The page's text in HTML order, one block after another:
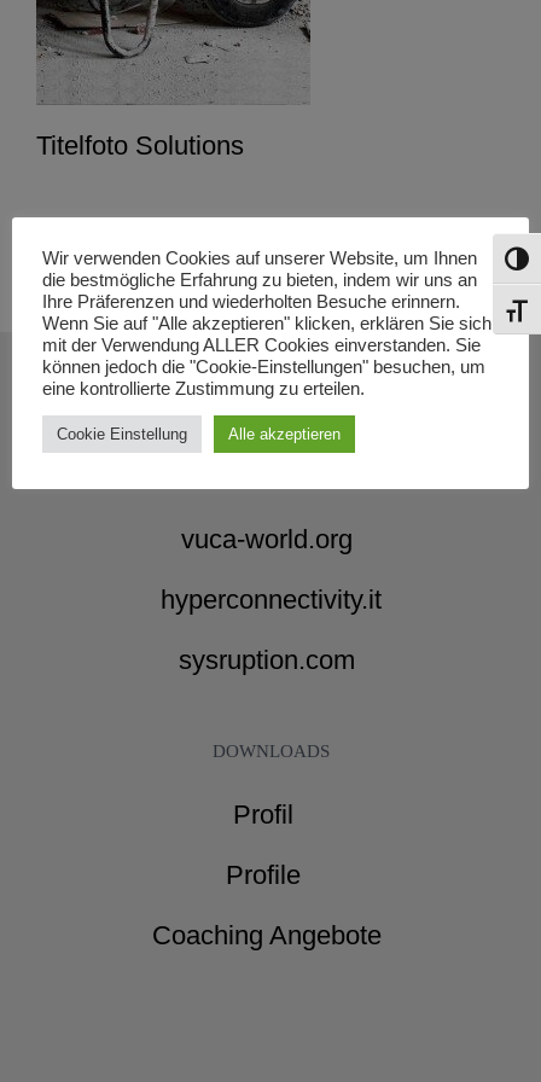
Titelfoto Solutions
vuca-world.org
hyperconnectivity.it
sysruption.com
DOWNLOADS
Profil
Profile
Coaching Angebote
Wir verwenden Cookies auf unserer Website, um Ihnen
die bestmögliche Erfahrung zu bieten, indem wir uns an
Ihre Präferenzen und wiederholten Besuche erinnern.
Wenn Sie auf "Alle akzeptieren" klicken, erklären Sie sich
mit der Verwendung ALLER Cookies einverstanden. Sie
können jedoch die "Cookie-Einstellungen" besuchen, um
eine kontrollierte Zustimmung zu erteilen.
Cookie Einstellung Alle akzeptieren